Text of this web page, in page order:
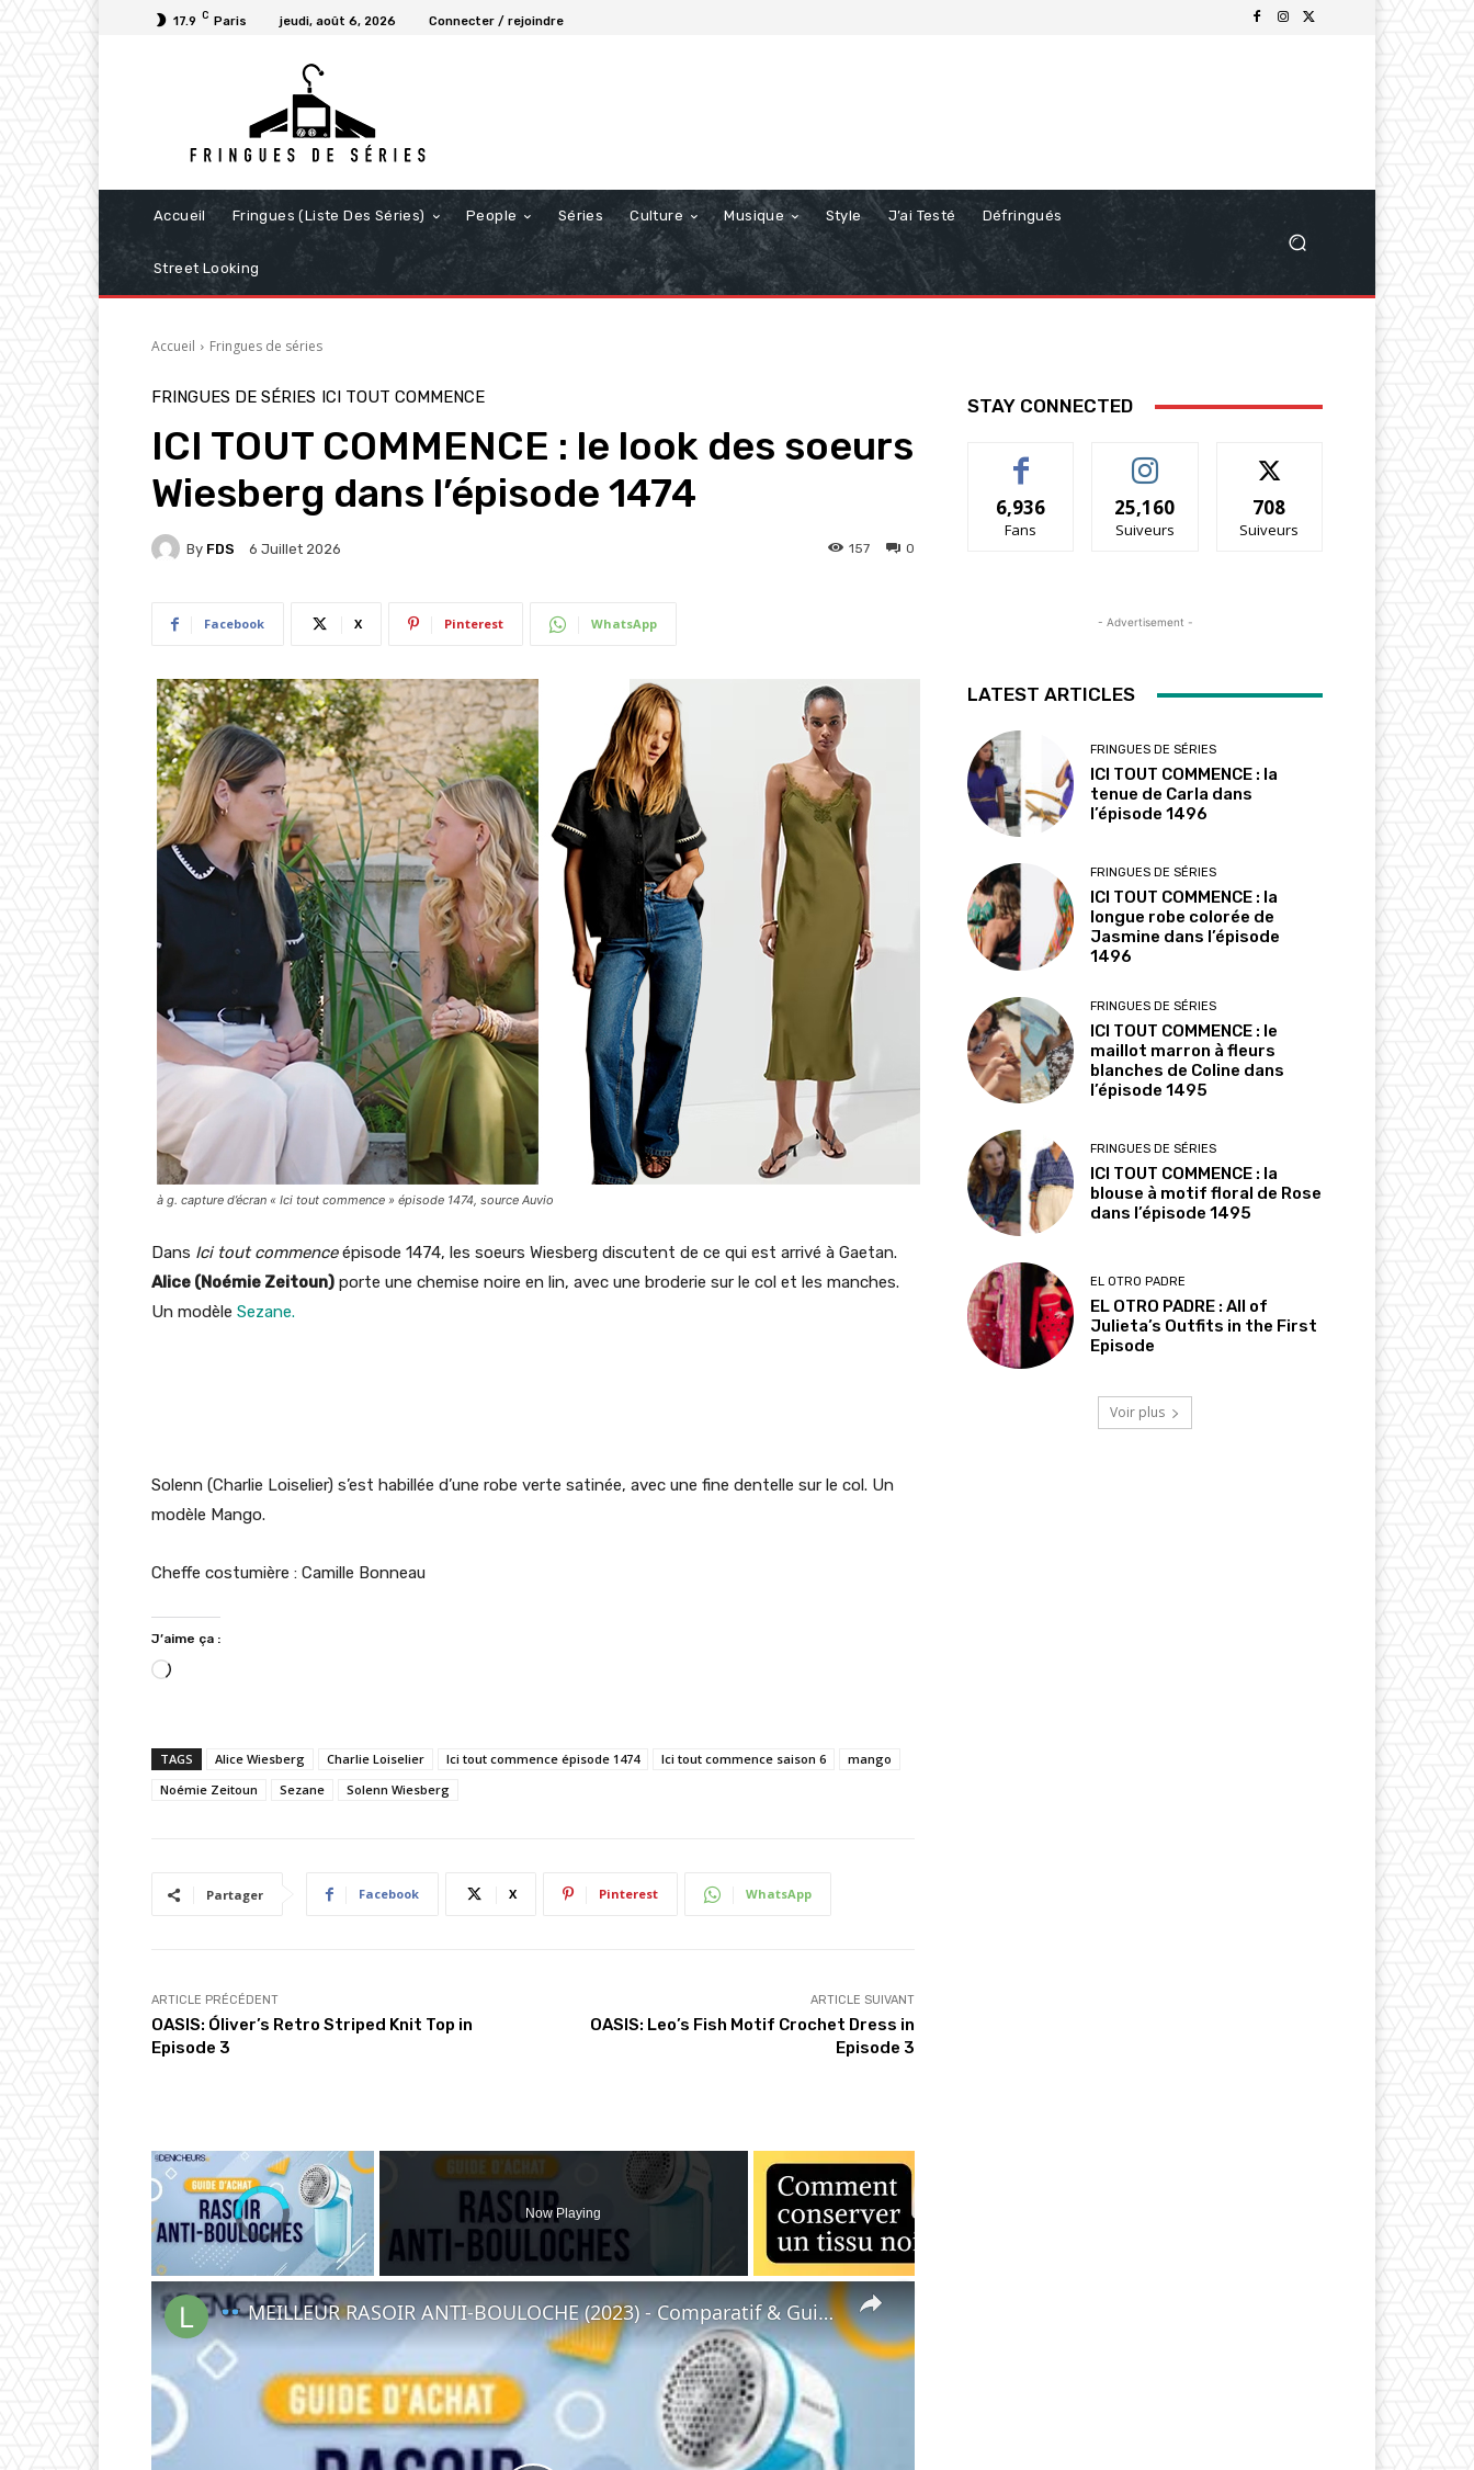
17.9 C Paris jeudi, août 6, 2026 Connecter / rejoindre
Accueil Fringues (Liste Des Séries) People Séries Culture Musique Style J’ai Testé Défringués
Street Looking
Accueil Fringues de séries
FRINGUES DE SÉRIES ICI TOUT COMMENCE
ICI TOUT COMMENCE : le look des soeurs
Wiesberg dans l’épisode 1474
By FDS 6 Juillet 2026 0
157
Facebook X Pinterest WhatsApp
à g. capture d’écran « Ici tout commence » épisode 1474, source Auvio
Dans Ici tout commenceépisode 1474, les soeurs Wiesberg discutent de ce qui est arrivé à Gaetan.
Alice (Noémie Zeitoun) porte une chemise noire en lin, avec une broderie sur le col et les manches.
Un modèle Sezane.
Solenn (Charlie Loiselier) s’est habillée d’une robe verte satinée, avec une fine dentelle sur le col. Un
modèle Mango.
Cheffe costumière : Camille Bonneau
J’aime ça :
C
r
g
TAGS Alice Wiesberg Charlie Loiselier Ici tout commence épisode 1474 Ici tout commence saison 6
mango
Noémie Zeitoun
Sezane Solenn Wiesberg
Partager Facebook X Pinterest WhatsApp
ARTICLE PRÉCÉDENT
OASIS: Óliver’s Retro Striped Knit Top in
Episode 3
ARTICLE SUIVANT
OASIS: Leo’s Fish Motif Crochet Dress in
Episode 3
Now Playing
MEILLEUR RASOIR ANTI-BOULOCHE (2023) - Comparatif & Guide d'achat
STAY CONNECTED
6,936
Fans
25,160
Suiveurs
708
Suiveurs
- Advertisement -
LATEST ARTICLES
FRINGUES DE SÉRIES
ICI TOUT COMMENCE : la
tenue de Carla dans
l’épisode 1496
FRINGUES DE SÉRIES
ICI TOUT COMMENCE : la
longue robe colorée de
Jasmine dans l’épisode
1496
FRINGUES DE SÉRIES
ICI TOUT COMMENCE : le
maillot marron à fleurs
blanches de Coline dans
l’épisode 1495
FRINGUES DE SÉRIES
ICI TOUT COMMENCE : la
blouse à motif floral de Rose
dans l’épisode 1495
EL OTRO PADRE
EL OTRO PADRE : All of
Julieta’s Outfits in the First
Episode
Voir plus